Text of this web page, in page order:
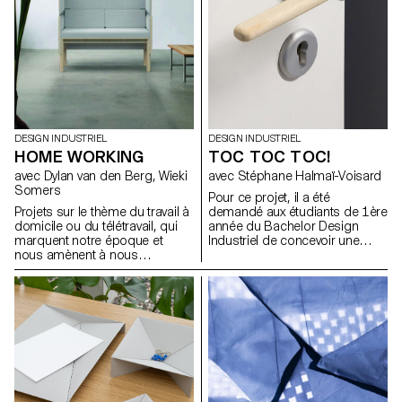
quotidien ont été explorés et
mis à jour par les étudiant.e.s,
qui ont considéré les diverses
possibilités de scénarios et de
DESIGN INDUSTRIEL
HOME WORKING
avec Dylan van den Berg, Wieki
Somers
Projets sur le thème du travail à
domicile ou du télétravail, qui
marquent notre époque et
nous amènent à nous
interroger à la fois sur ce qu'est
le travail, et sur la manière et le
lieu où nous travaillons. La
récente expérience de travail à
distance nous a donné de
nombreuses idées nouvelles.
Cette expérience pourrait
déboucher sur de nouvelles
méthodes de travail à l'avenir, à
mesure que la pandémie de
DESIGN INDUSTRIEL
TOC TOC TOC!
avec Stéphane Halmaï-Voisard
Pour ce projet, il a été
demandé aux étudiants de 1ère
année du Bachelor Design
Industriel de concevoir une
porte. Ils ont dû se concentrer
principalement sur la pièce sur
laquelle la main se pose pour
fermer, ouvrir, tirer à soi ou
pousser une porte. La
typologie de leur poignée était
libre, pour autant qu’elle soit
compatible avec un
méchanisme existant. Le
contexte de l’objet ainsi que